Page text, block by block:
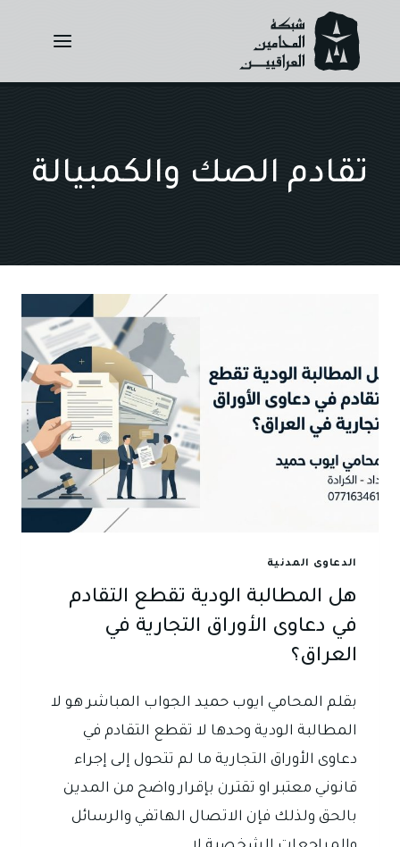
content
تقادم الصك والكمبيالة
الدعاوى المدنية
هل المطالبة الودية تقطع التقادم
في دعاوى الأوراق التجارية في
العراق؟
بقلم المحامي ايوب حميد الجواب المباشر هو لا
المطالبة الودية وحدها لا تقطع التقادم في
دعاوى الأوراق التجارية ما لم تتحول إلى إجراء
قانوني معتبر او تقترن بإقرار واضح من المدين
بالحق ولذلك فإن الاتصال الهاتفي والرسائل